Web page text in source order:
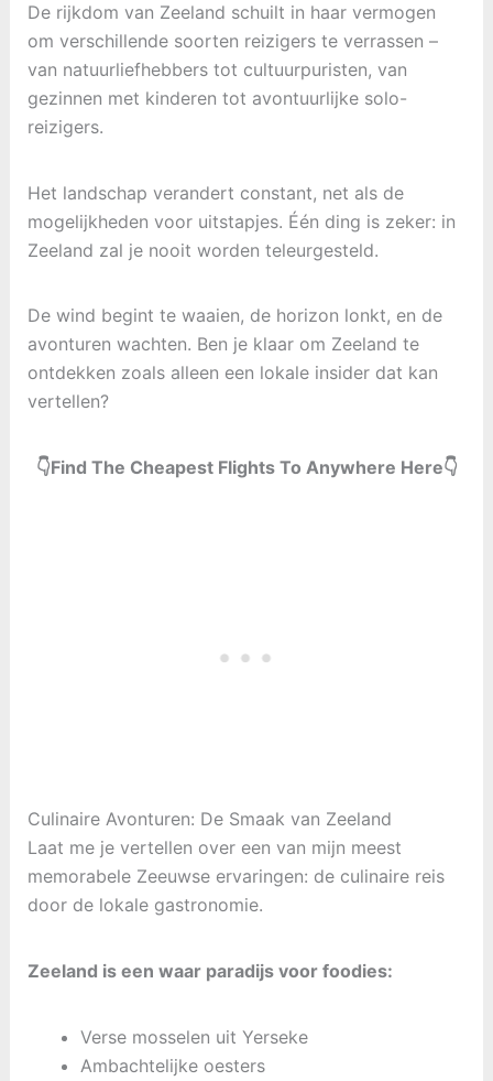
De rijkdom van Zeeland schuilt in haar vermogen
om verschillende soorten reizigers te verrassen –
van natuurliefhebbers tot cultuurpuristen, van
gezinnen met kinderen tot avontuurlijke solo-
reizigers.
Het landschap verandert constant, net als de
mogelijkheden voor uitstapjes. Één ding is zeker: in
Zeeland zal je nooit worden teleurgesteld.
De wind begint te waaien, de horizon lonkt, en de
avonturen wachten. Ben je klaar om Zeeland te
ontdekken zoals alleen een lokale insider dat kan
vertellen?
👇Find The Cheapest Flights To Anywhere Here👇
Culinaire Avonturen: De Smaak van Zeeland
Laat me je vertellen over een van mijn meest
memorabele Zeeuwse ervaringen: de culinaire reis
door de lokale gastronomie.
Zeeland is een waar paradijs voor foodies:
Verse mosselen uit Yerseke
Ambachtelijke oesters